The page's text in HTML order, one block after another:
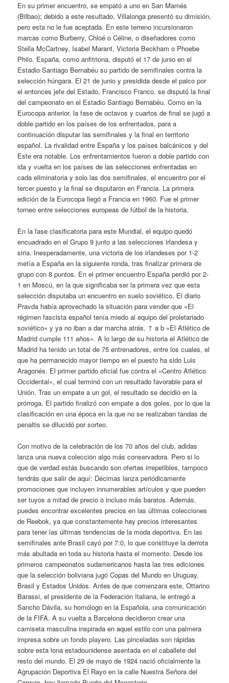
En su primer encuentro, se empató a uno en San Mamés
(Bilbao); debido a este resultado, Villalonga presentó su dimisión,
pero esta no le fue aceptada. En este terreno incursionaron
marcas como Burberry, Chloé o Céline, o diseñadores como
Stella McCartney, Isabel Marant, Victoria Beckham o Phoebe
Philo. España, como anfitriona, disputó el 17 de junio en el
Estadio Santiago Bernabéu su partido de semifinales contra la
selección húngara. El 21 de junio y presidida desde el palco por
el entonces jefe del Estado, Francisco Franco, se disputó la final
del campeonato en el Estadio Santiago Bernabéu. Como en la
Eurocopa anterior, la fase de octavos y cuartos de final se jugó a
doble partido en los países de los enfrentados, para a
continuación disputar las semifinales y la final en territorio
español. La rivalidad entre España y los países balcánicos y del
Este era notable. Los enfrentamientos fueron a doble partido con
ida y vuelta en los países de las selecciones enfrentadas en
cada eliminatoria y solo las dos semifinales, el encuentro por el
tercer puesto y la final se disputaron en Francia. La primera
edición de la Eurocopa llegó a Francia en 1960. Fue el primer
torneo entre selecciones europeas de fútbol de la historia.
En la fase clasificatoria para este Mundial, el equipo quedó
encuadrado en el Grupo 9 junto a las selecciones irlandesa y
siria. Inesperadamente, una victoria de los irlandeses por 1-2
metía a España en la siguiente ronda, tras finalizar primera de
grupo con 8 puntos. En el primer encuentro España perdió por 2-
1 en Moscú, en la que significaba ser la primera vez que esta
selección disputaba un encuentro en suelo soviético. El diario
Pravda había aprovechado la situación para vender que «El
régimen fascista español tenía miedo al equipo del proletariado
soviético» y ya no iban a dar marcha atrás. ↑ a b «El Atlético de
Madrid cumple 111 años». A lo largo de su historia el Atlético de
Madrid ha tenido un total de 75 entrenadores, entre los cuales, el
que ha permanecido mayor tiempo en el puesto ha sido Luis
Aragonés. El primer partido oficial fue contra el «Centro Atlético
Occidental», el cual terminó con un resultado favorable para el
Unión. Tras un empate a un gol, el resultado se decidió en la
prórroga. El partido finalizó con empate a dos goles, por lo que la
clasificación en una época en la que no se realizaban tandas de
penaltis se dilucidó por sorteo.
Con motivo de la celebración de los 70 años del club, adidas
lanza una nueva colección algo más conservadora. Pero si lo
que de verdad estás buscando son ofertas irrepetibles, tampoco
tendrás que salir de aquí: Décimas lanza periódicamente
promociones que incluyen innumerables artículos y que pueden
ser tuyos a mitad de precio o incluso más baratos. Además,
puedes encontrar excelentes precios en las últimas colecciones
de Reebok, ya que constantemente hay precios interesantes
para tener las últimas tendencias de la moda deportiva. En las
semifinales ante Brasil cayó por 7:0, lo que constituye la derrota
más abultada en toda su historia hasta el momento. Desde los
primeros campeonatos sudamericanos hasta las tres ediciones
que la selección boliviana jugó Copas del Mundo en Uruguay,
Brasil y Estados Unidos. Antes de que comenzara este, Ottarino
Barassi, el presidente de la Federación Italiana, le entregó a
Sancho Dávila, su homólogo en la Española, una comunicación
de la FIFA. A su vuelta a Barcelona decidieron crear una
camiseta masculina inspirada en aquel estilo con una palmera
impresa sobre un fondo playero. Las pinceladas son rápidas
sobre esta lona estadounidense asentada en el caballete del
resto del mundo. El 29 de mayo de 1924 nació oficialmente la
Agrupación Deportiva El Rayo en la calle Nuestra Señora del